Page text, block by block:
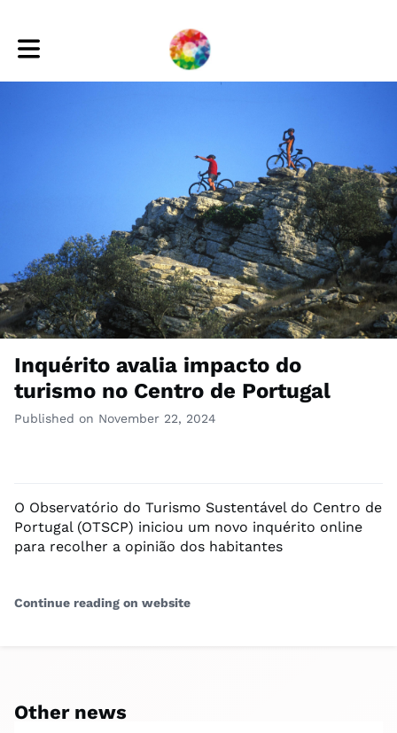
Toggle main navigation
Inquérito avalia impacto do
turismo no Centro de Portugal
Published on November 22, 2024
O Observatório do Turismo Sustentável do Centro de
Portugal (OTSCP) iniciou um novo inquérito online
para recolher a opinião dos habitantes
Continue reading on website
Other news